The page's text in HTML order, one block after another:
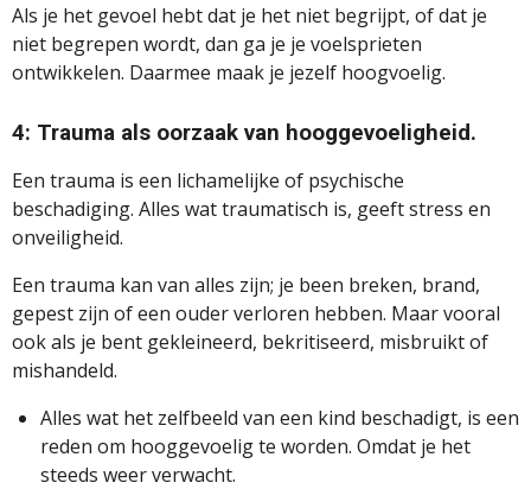
Als je het gevoel hebt dat je het niet begrijpt, of dat je
niet begrepen wordt, dan ga je je voelsprieten
ontwikkelen. Daarmee maak je jezelf hoogvoelig.
4: Trauma als oorzaak van hooggevoeligheid.
Een trauma is een lichamelijke of psychische
beschadiging. Alles wat traumatisch is, geeft stress en
onveiligheid.
Een trauma kan van alles zijn; je been breken, brand,
gepest zijn of een ouder verloren hebben. Maar vooral
ook als je bent gekleineerd, bekritiseerd, misbruikt of
mishandeld.
Alles wat het zelfbeeld van een kind beschadigt, is een
reden om hooggevoelig te worden. Omdat je het
steeds weer verwacht.